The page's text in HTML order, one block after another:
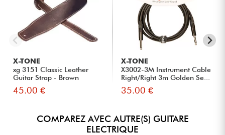
X-TONE
xg 3151 Classic Leather
Guitar Strap - Brown
45.00 €
X-TONE
X3002-3M Instrument Cable
Right/Right 3m Golden Se...
35.00 €
COMPAREZ AVEC AUTRE(S) GUITARE
ELECTRIQUE